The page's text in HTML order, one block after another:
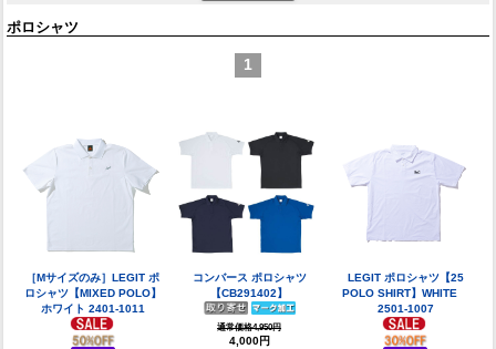
ポロシャツ
1
［Mサイズのみ］LEGIT ポ
ロシャツ【MIXED POLO】
ホワイト 2401-1011
コンバース ポロシャツ
【CB291402】
通常価格4,950円
4,000円
LEGIT ポロシャツ【25
POLO SHIRT】WHITE
2501-1007